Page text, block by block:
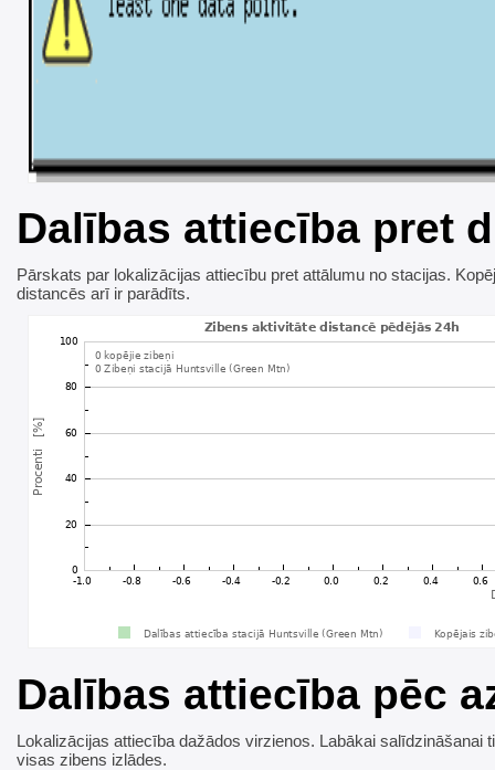
Dalības attiecība pret
Pārskats par lokalizācijas attiecību pret attālumu no stacijas.
distancēs arī ir parādīts.
Dalības attiecība pēc
Lokalizācijas attiecība dažādos virzienos. Labākai salīdzināšanai
visas zibens izlādes.